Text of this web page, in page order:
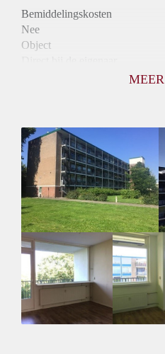
Bemiddelingskosten
Nee
Object
Huurtoeslag
Niet mogelijk
Inkomen eis
2,9 X Maandhuur Bruto
Huurtermijn
Onbepaalde termijn
Oplevering
Kaal
MEER